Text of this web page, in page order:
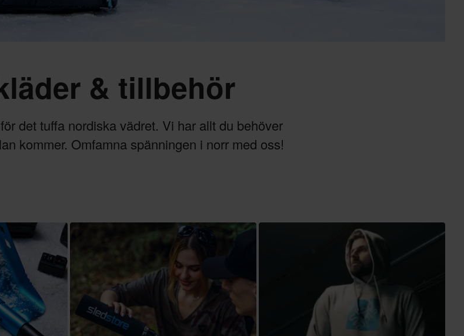
& tillbehör
det tuffa nordiska vädret. Vi har allt du behöver
kommer. Omfamna spänningen i norr med oss!